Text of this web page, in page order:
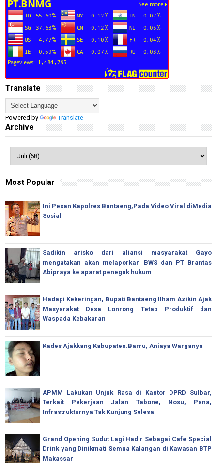
Translate
Powered by Translate
Archive
Most Popular
Ini Pesan Kapolres Bantaeng,Pada Video Viral diMedia
Sosial
Sadikin arisko dari aliansi masyarakat Gayo
mengatakan akan melaporkan BWS dan PT Brantas
Abipraya ke aparat penegak hukum
Hadapi Kekeringan, Bupati Bantaeng Ilham Azikin Ajak
Masyarakat Desa Lonrong Tetap Produktif dan
Waspada Kebakaran
Kades Ajakkang Kabupaten.Barru, Aniaya Warganya
APMM Lakukan Unjuk Rasa di Kantor DPRD Sulbar,
Terkait Pekerjaan Jalan Tabone, Nosu, Pana,
Infrastrukturnya Tak Kunjung Selesai
Grand Opening Sudut Lagi Hadir Sebagai Cafe Special
Drink yang Dinikmati Semua Kalangan di Kawasan BTP
Makassar